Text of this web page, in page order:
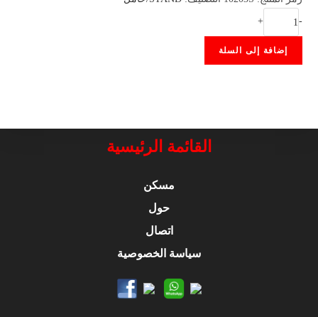
كمية
BOOK
STAND
-
+
إضافة إلى السلة
القائمة الرئيسية
مسكن
حول
اتصال
سياسة الخصوصية